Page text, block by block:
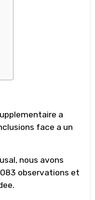
a
face a un
nous avons
observations et